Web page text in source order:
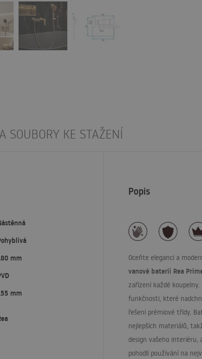
SOUBORY KE STAŽENÍ
mm
mm
Popis
Oceňte eleganci a
vanové baterii Rea
zařízení každé
funkčnosti, které
řešení prémiové třídy.
nejlepších materiálů,
design vašeho interiéru,
pohodlí používání na